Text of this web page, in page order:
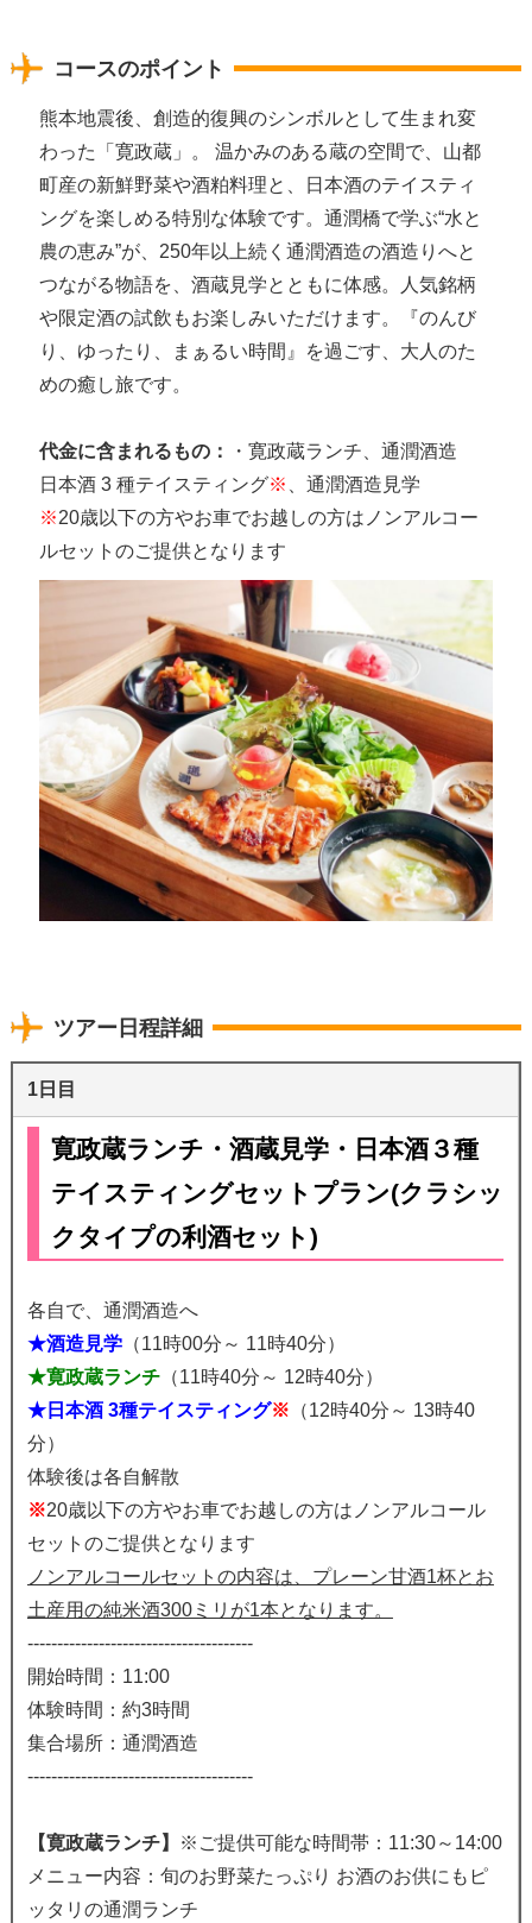
コースのポイント
熊本地震後、創造的復興のシンボルとして生まれ変
わった「寛政蔵」。 温かみのある蔵の空間で、山都
町産の新鮮野菜や酒粕料理と、日本酒のテイスティ
ングを楽しめる特別な体験です。通潤橋で学ぶ“水と
農の恵み”が、250年以上続く通潤酒造の酒造りへと
つながる物語を、酒蔵見学とともに体感。人気銘柄
や限定酒の試飲もお楽しみいただけます。『のんび
り、ゆったり、まぁるい時間』を過ごす、大人のた
めの癒し旅です。
代金に含まれるもの：
・寛政蔵ランチ、通潤酒造
日本酒 3 種テイスティング※
、通潤酒造見学
※20歳以下の方やお車でお越しの方はノンアルコー
ルセットのご提供となります
ツアー日程詳細
1日目
寛政蔵ランチ・酒蔵見学・日本酒３種
テイスティングセットプラン(クラシッ
クタイプの利酒セット)
各自で、通潤酒造へ
★酒造見学（11時00分～ 11時40分）
★寛政蔵ランチ（11時40分～ 12時40分）
★日本酒 3種テイスティング※ （12時40分～ 13時40
分）
体験後は各自解散
※20歳以下の方やお車でお越しの方はノンアルコール
セットのご提供となります
ノンアルコールセットの内容は、プレーン甘酒1杯とお
土産用の純米酒300ミリが1本となります。
--------------------------------------
開始時間：11:00
体験時間：約3時間
集合場所：通潤酒造
--------------------------------------
【寛政蔵ランチ】
※ご提供可能な時間帯：11:30～14:00
メニュー内容：旬のお野菜たっぷり お酒のお供にもピ
ッタリの通潤ランチ